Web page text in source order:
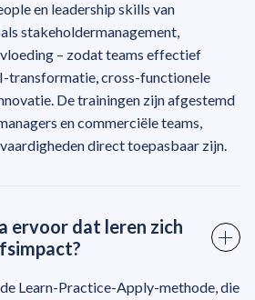
en leadership skills van
stakeholdermanagement,
– zodat teams effectief
transformatie, cross-functionele
De trainingen zijn afgestemd
en commerciële teams,
direct toepasbaar zijn.
ervoor dat leren zich
Learn-Practice-Apply-methode, die